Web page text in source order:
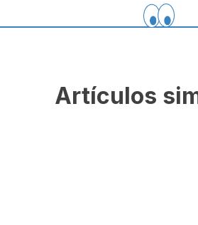
Artículos